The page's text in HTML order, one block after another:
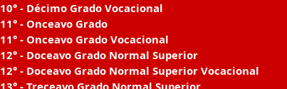
10° - Décimo Grado Vocacional
11° - Onceavo Grado
11° - Onceavo Grado Vocacional
12° - Doceavo Grado Normal Superior
12° - Doceavo Grado Normal Superior Vocacional
13° - Treceavo Grado Normal Superior